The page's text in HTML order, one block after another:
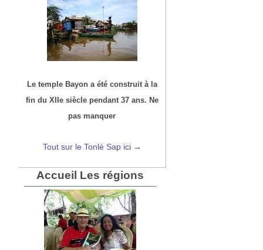
Le temple Bayon a été construit à la
fin du XIIe siècle pendant 37 ans. Ne
pas manquer
Tout sur le Tonlé Sap ici →
Accueil Les régions